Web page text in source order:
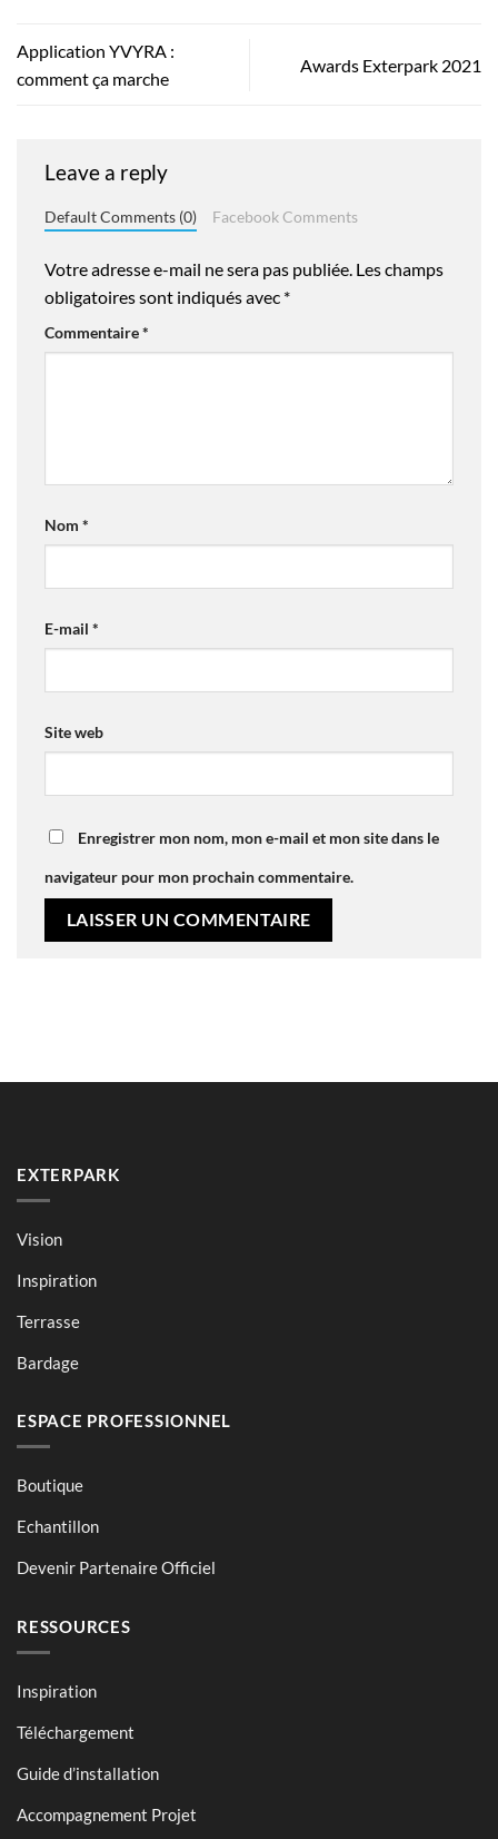
Application YVYRA :
comment ça marche
Awards Exterpark 2021
Leave a reply
Default Comments (0) Facebook Comments
Votre adresse e-mail ne sera pas publiée. Les champs
obligatoires sont indiqués avec *
Commentaire*
Nom *
E-mail *
Site web
Enregistrer mon nom, mon e-mail et mon site dans le
navigateur pour mon prochain commentaire.
EXTERPARK
Vision
Inspiration
Terrasse
Bardage
ESPACE PROFESSIONNEL
Boutique
Echantillon
Devenir Partenaire Officiel
RESSOURCES
Inspiration
Téléchargement
Guide d’installation
Accompagnement Projet